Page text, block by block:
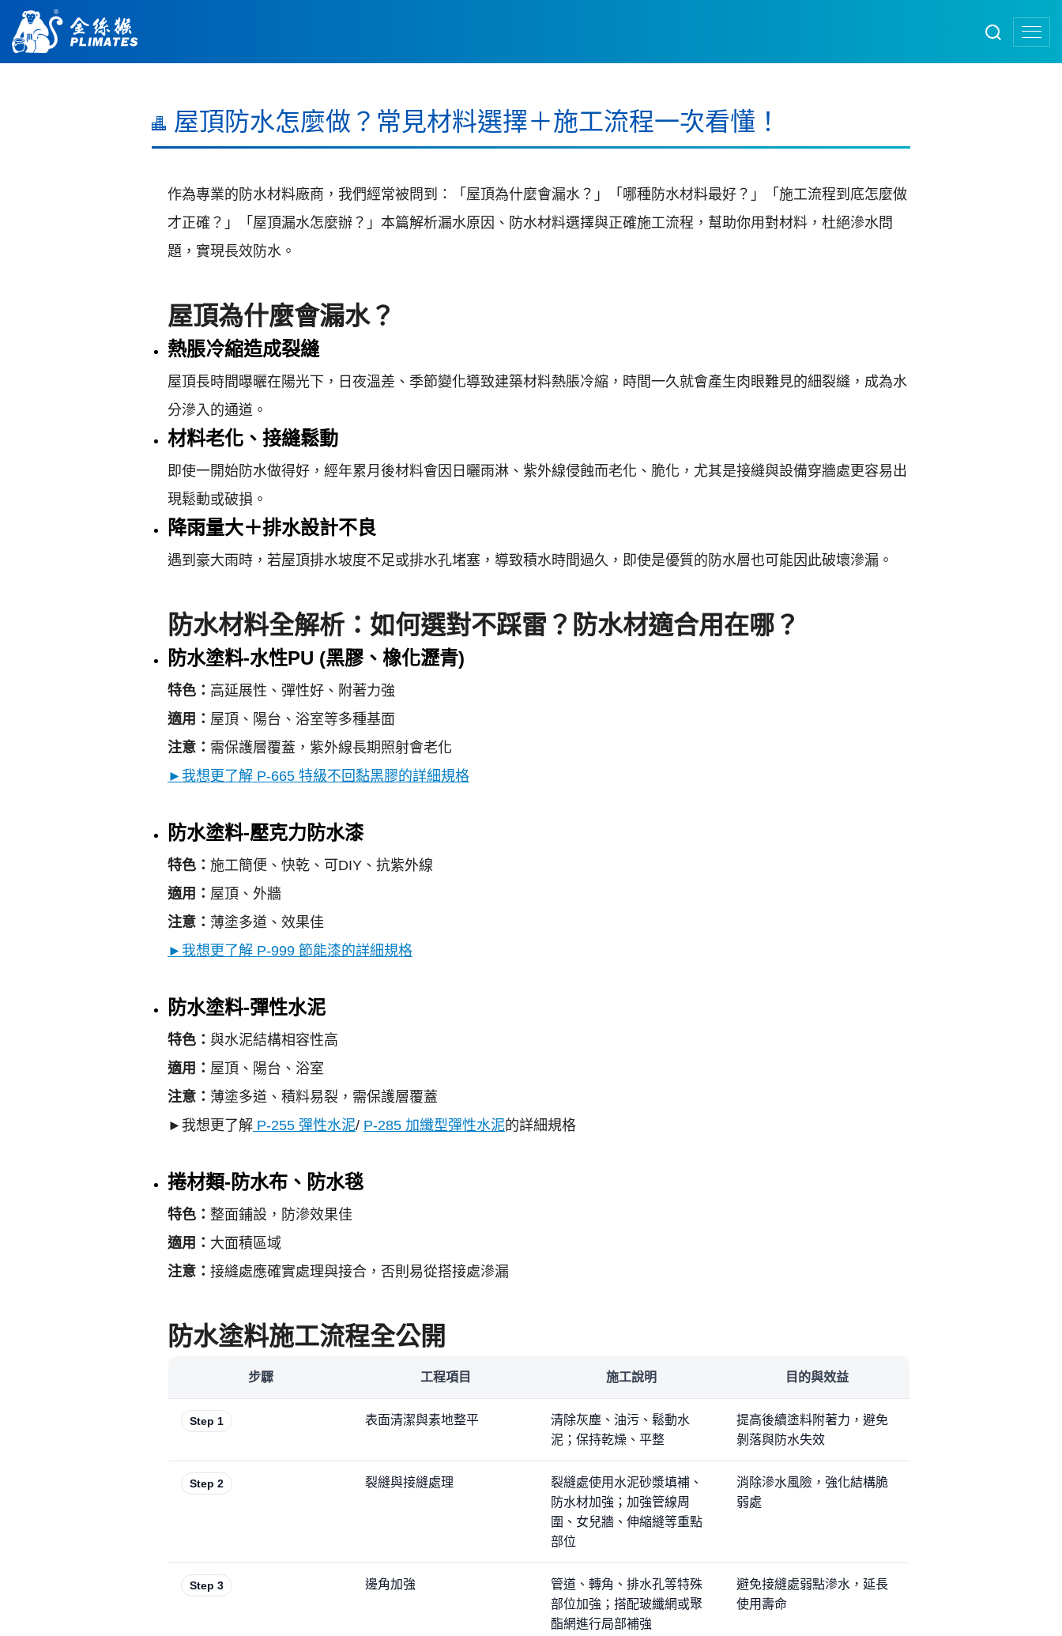
屋頂防水怎麼做？常見材料選擇＋施工流程一次看懂！
作為專業的防水材料廠商，我們經常被問到：「屋頂為什麼會漏水？」「哪種防水材料最好？」「施工流程到底怎麼做
才正確？」「屋頂漏水怎麼辦？」本篇解析漏水原因、防水材料選擇與正確施工流程，幫助你用對材料，杜絕滲水問
題，實現長效防水。
屋頂為什麼會漏水？
熱脹冷縮造成裂縫
屋頂長時間曝曬在陽光下，日夜溫差、季節變化導致建築材料熱脹冷縮，時間一久就會產生肉眼難見的細裂縫，成為水
分滲入的通道。
材料老化、接縫鬆動
即使一開始防水做得好，經年累月後材料會因日曬雨淋、紫外線侵蝕而老化、脆化，尤其是接縫與設備穿牆處更容易出
現鬆動或破損。
降雨量大＋排水設計不良
遇到豪大雨時，若屋頂排水坡度不足或排水孔堵塞，導致積水時間過久，即使是優質的防水層也可能因此破壞滲漏。
防水材料全解析：如何選對不踩雷？ 防水材適合用在哪？
防水塗料-水性PU (黑膠、橡化瀝青)
特色： 高延展性、彈性好、附著力強
適用： 屋頂、陽台、浴室等多種基面
注意： 需保護層覆蓋，紫外線長期照射會老化
►我想更了解 P-665 特級不回黏黑膠的詳細規格
防水塗料-壓克力防水漆
特色： 施工簡便、快乾、可DIY、抗紫外線
適用： 屋頂、外牆
注意： 薄塗多道、效果佳
►我想更了解 P-999 節能漆的詳細規格
防水塗料-彈性水泥
特色： 與水泥結構相容性高
適用： 屋頂、陽台、浴室
注意： 薄塗多道、積料易裂，需保護層覆蓋
►我想更了解 P-255 彈性水泥/ P-285 加纖型彈性水泥的詳細規格
捲材類-防水布、防水毯
特色： 整面鋪設，防滲效果佳
適用： 大面積區域
注意： 接縫處應確實處理與接合，否則易從搭接處滲漏
防水塗料施工流程全公開
步驟 工程項目 施工說明 目的與效益
Step 1 表面清潔與素地整平
清除灰塵、油污、鬆動水
泥；保持乾燥、平整
提高後續塗料附著力，避免
剝落與防水失效
Step 2 裂縫與接縫處理
裂縫處使用水泥砂漿填補、
防水材加強；加強管線周
圍、女兒牆、伸縮縫等重點
部位
消除滲水風險，強化結構脆
弱處
Step 3 邊角加強
管道、轉角、排水孔等特殊
部位加強；搭配玻纖網或聚
酯網進行局部補強
避免接縫處弱點滲水，延長
使用壽命